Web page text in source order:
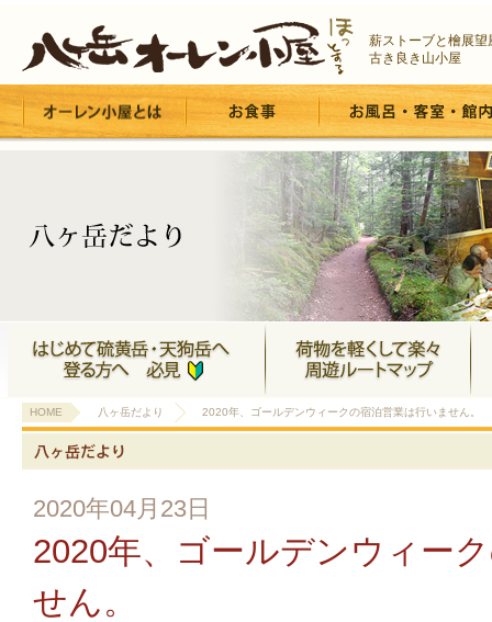
薪ストーブと檜展望
古き良き山小屋
HOME 八ヶ岳だより 2020年、ゴールデンウィークの宿泊営業は行いません。
2020年04月23日
2020年、ゴールデンウィー
せん。